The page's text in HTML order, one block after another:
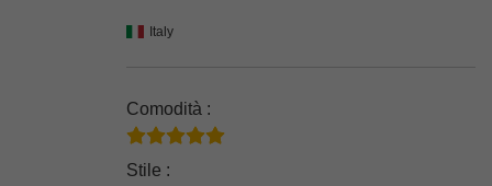
Italy
Comodità :
Stile :